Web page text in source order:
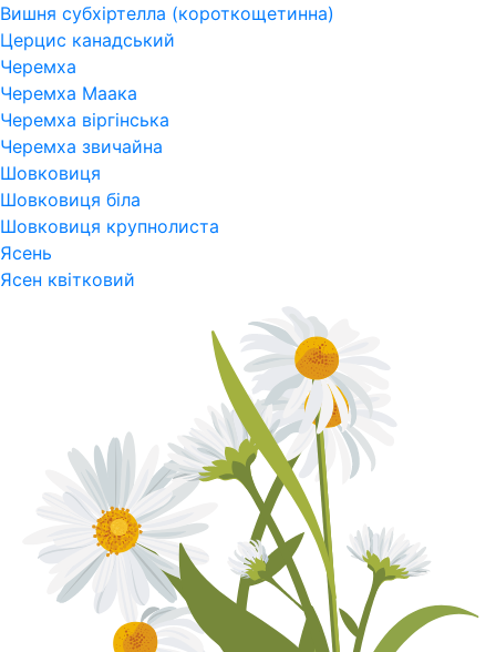
Вишня субхіртелла (короткощетинна)
Церцис канадський
Черемха
Черемха Маака
Черемха віргінська
Черемха звичайна
Шовковиця
Шовковиця біла
Шовковиця крупнолиста
Ясень
Ясен квітковий